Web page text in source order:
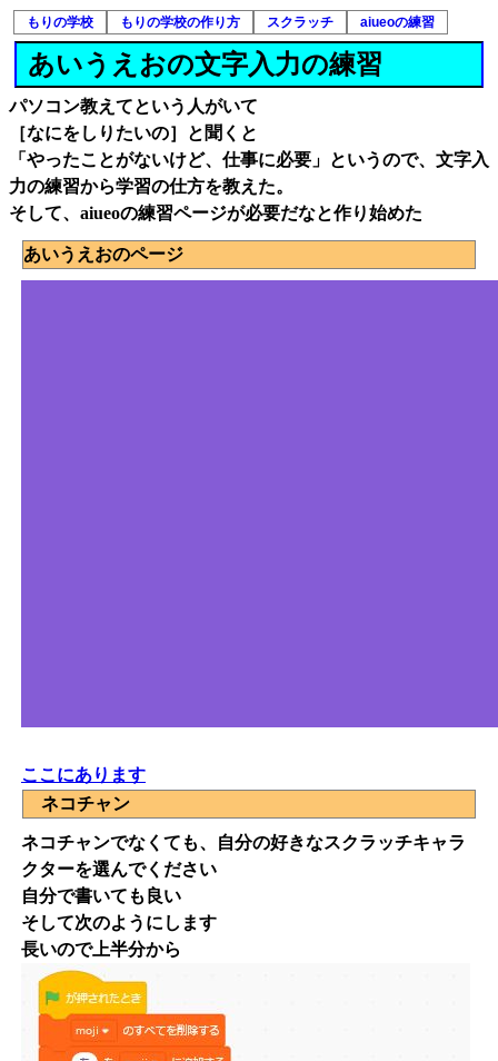
もりの学校 もりの学校の作り方 スクラッチ aiueoの練習
あいうえおの文字入力の練習
パソコン教えてという人がいて
［なにをしりたいの］と聞くと
「やったことがないけど、仕事に必要」というので、文字入
力の練習から学習の仕方を教えた。
そして、aiueoの練習ページが必要だなと作り始めた
あいうえおのページ
ここにあります
ネコチャン
ネコチャンでなくても、自分の好きなスクラッチキャラ
クターを選んでください
自分で書いても良い
そして次のようにします
長いので上半分から